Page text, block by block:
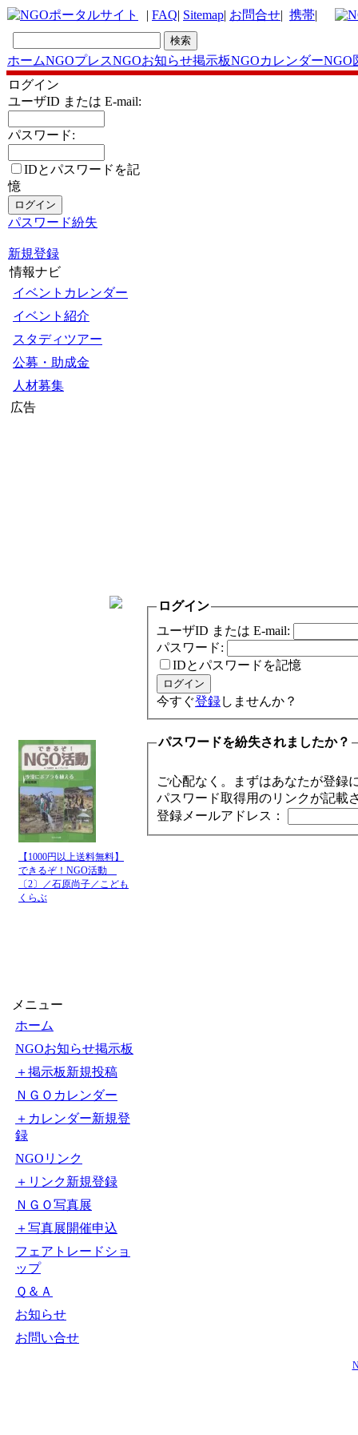
| FAQ| Sitemap| お問合せ| 携帯|
ホームNGOプレスNGOお知らせ掲示板NGOカレンダーNGO
ログイン
ユーザID または E-mail:
パスワード:
IDとパスワードを記
憶
パスワード紛失
新規登録
情報ナビ
イベントカレンダー
イベント紹介
スタディツアー
公募・助成金
人材募集
広告
【1000円以上送料無料】
できるぞ！NGO活動
〔2〕／石原尚子／こども
くらぶ
メニュー
ホーム
NGOお知らせ掲示板
＋掲示板新規投稿
ＮＧＯカレンダー
＋カレンダー新規登
録
NGOリンク
＋リンク新規登録
ＮＧＯ写真展
＋写真展開催申込
フェアトレードショ
ップ
Ｑ＆Ａ
お知らせ
お問い合せ
ログイン
ユーザID または E-mail:
パスワード:
IDとパスワードを記憶
今すぐ登録しませんか？
パスワードを紛失されましたか？
ご心配なく。まずはあなたが登録
パスワード取得用のリンクが記載
登録メールアドレス：